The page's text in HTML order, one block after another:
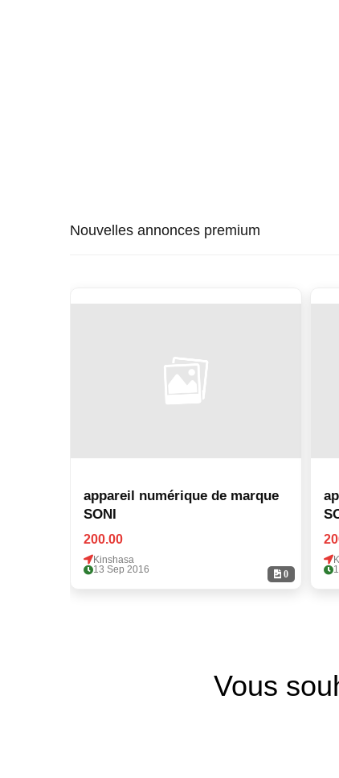
Nouvelles annonces premium
0
appareil numérique de marque
SONI
200.00
Kinshasa
13 Sep 2016
Vous